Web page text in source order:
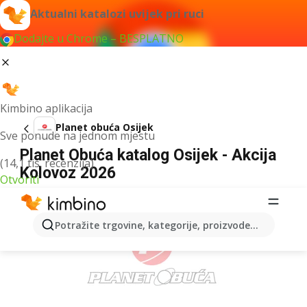
Aktualni katalozi uvijek pri ruci
Dodajte u Chrome – BESPLATNO
Kimbino aplikacija
Sve ponude na jednom mjestu
(14,1 tis. recenzija)
Otvoriti
Potražite trgovine, kategorije, proizvode...
Planet obuća Osijek
Planet Obuća katalog Osijek - Akcija
Kolovoz 2026